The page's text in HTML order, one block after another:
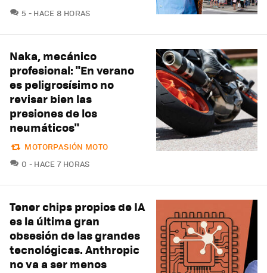
5 COMENTARIOS
HACE 8 HORAS
Naka, mecánico
profesional: "En verano
es peligrosísimo no
revisar bien las
presiones de los
neumáticos"
MOTORPASIÓN MOTO
0 COMENTARIOS
HACE 7 HORAS
Tener chips propios de IA
es la última gran
obsesión de las grandes
tecnológicas. Anthropic
no va a ser menos